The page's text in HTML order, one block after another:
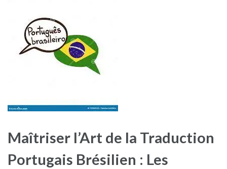
Maîtriser l’Art de la Traduction
Portugais Brésilien : Les